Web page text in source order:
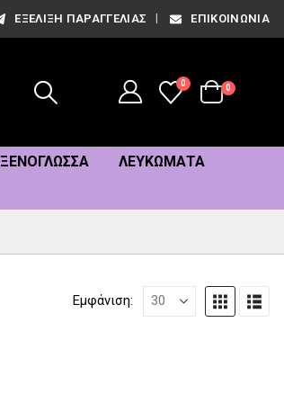
ΕΞΈΛΙΞΗ ΠΑΡΑΓΓΕΛΊΑΣ ΕΠΙΚΟΙΝΩΝΊΑ
0
0
ΞΕΝΌΓΛΩΣΣΑ
ΛΕΥΚΏΜΑΤΑ
Εμφάνιση: